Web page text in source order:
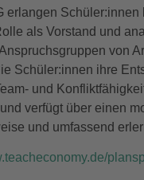
erlangen
als Vorstand und
von
Schüler:innen ihre
und
verfügt über einen
und umfassend